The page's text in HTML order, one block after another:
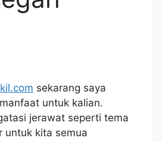
sekarang saya
untuk kalian.
jerawat seperti tema
untuk kita semua